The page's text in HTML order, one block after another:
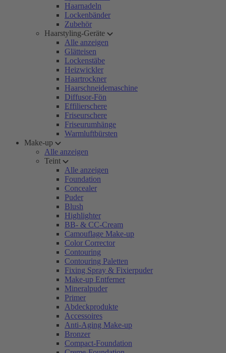
Haarnadeln
Lockenbänder
Zubehör
Haarstyling-Geräte
Alle anzeigen
Glätteisen
Lockenstäbe
Heizwickler
Haartrockner
Haarschneidemaschine
Diffusor-Fön
Effilierschere
Friseurschere
Friseurumhänge
Warmluftbürsten
Make-up
Alle anzeigen
Teint
Alle anzeigen
Foundation
Concealer
Puder
Blush
Highlighter
BB- & CC-Cream
Camouflage Make-up
Color Corrector
Contouring
Contouring Paletten
Fixing Spray & Fixierpuder
Make-up Entferner
Mineralpuder
Primer
Abdeckprodukte
Accessoires
Anti-Aging Make-up
Bronzer
Compact-Foundation